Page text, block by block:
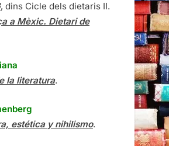
, dins Cicle dels dietaris II.
a Mèxic. Dietari de
la literatura.
estética y nihilismo.